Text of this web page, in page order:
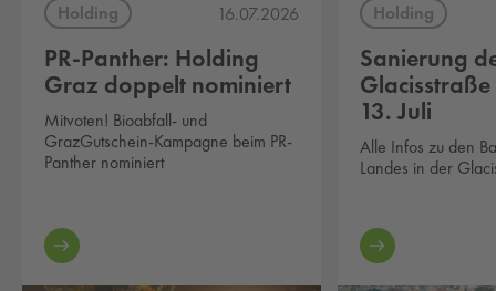
Holding 16.07.2026
PR-Panther: Holding
Graz doppelt nominiert
Mitvoten! Bioabfall- und
GrazGutschein-Kampagne beim PR-
Panther nominiert
Holding
Sanierung
13. Juli
Alle Infos zu den
Landes in der